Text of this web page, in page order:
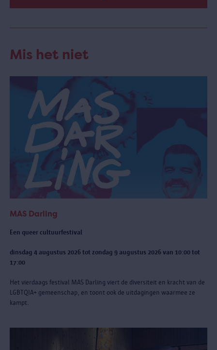
Mis het niet
MAS Darling
Een queer cultuurfestival
dinsdag 4 augustus 2026 tot zondag 9 augustus 2026 van 10:00 tot
17:00
Het vierdaags festival MAS Darling viert de diversiteit en kracht van de
LGBTQIA+ gemeenschap, en toont ook de uitdagingen waarmee ze
kampt.